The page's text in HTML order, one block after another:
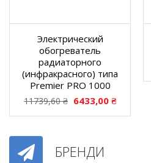
Электрический
обогреватель
радиаторного
(инфракрасного) типа
Premier PRO 1000
11739,60₴ 6433,00 ₴
БРЕНДИ